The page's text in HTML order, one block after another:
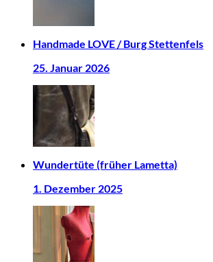
Handmade LOVE / Burg Stettenfels
25. Januar 2026
Wundertüte (früher Lametta)
1. Dezember 2025